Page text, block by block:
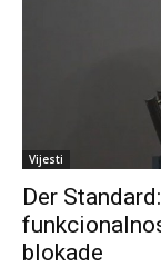
Vijesti
Der
blokade